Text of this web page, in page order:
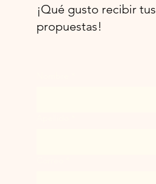
¡Qué gusto recibir tus
propuestas!